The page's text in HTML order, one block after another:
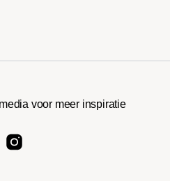
voor meer inspiratie